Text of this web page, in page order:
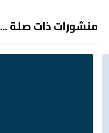
منشورات ذات صلة ...